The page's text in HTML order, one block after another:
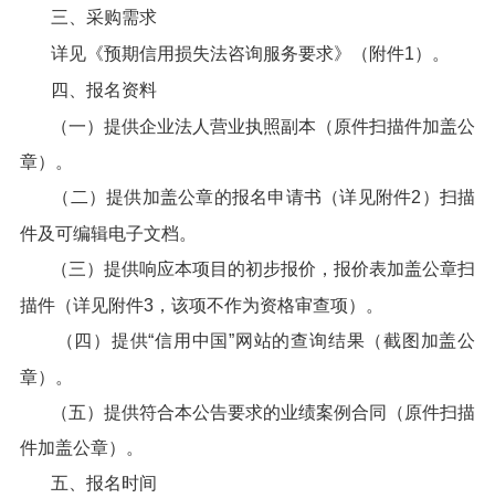
三、采购需求
详见《预期信用损失法咨询服务要求》（附件1）。
四、报名资料
（一）提供企业法人营业执照副本（原件扫描件加盖公
章）。
（二）提供加盖公章的报名申请书（详见附件2）扫描
件及可编辑电子文档。
（三）提供响应本项目的初步报价，报价表加盖公章扫
描件（详见附件3，该项不作为资格审查项）。
（四）提供“信用中国”网站的查询结果（截图加盖公
章）。
（五）提供符合本公告要求的业绩案例合同（原件扫描
件加盖公章）。
五、报名时间